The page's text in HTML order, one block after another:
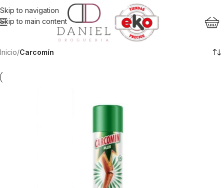
Skip to navigation
Skip to main content
Inicio/Carcomín